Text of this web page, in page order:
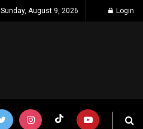
Sunday, August 9, 2026 Login